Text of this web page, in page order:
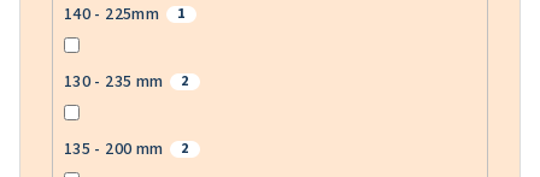
140 - 225mm 1
130 - 235 mm 2
135 - 200 mm 2